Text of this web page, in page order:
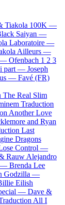
Tiakola 100K —
Saiyan —
Laboratoire —
Ailleurs —
— Ofenbach 1 2 3
part — Joseph
— Favé (FR)
The Real Slim
Traduction
Another Love
and Ryan
Last
Dragons
Control —
Rauw Alejandro
— Brenda Lee
Godzilla —
Eilish
— Dave &
All I